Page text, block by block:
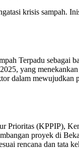
krisis sampah.
Terpadu sebagai
yang menekankan
dalam mewujudkan
Prioritas (KPPIP),
proyek di
rencana dan tata